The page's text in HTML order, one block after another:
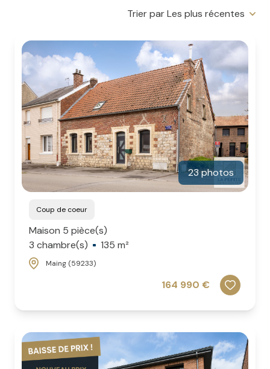
NOS
AVIS
CLIENTS
CONTACT
Trier par Les plus récentes
23 photos
Coup de coeur
Maison 5 pièce(s)
3 chambre(s)
135 m²
Maing (59233)
164 990 €